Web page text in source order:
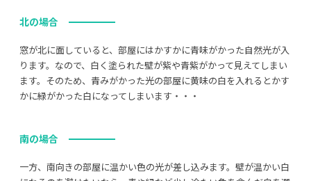
北の場合
窓が北に面していると、部屋にはかすかに青味がかった自然光が入
ります。なので、白く塗られた壁が紫や青紫がかって見えてしまい
ます。そのため、青みがかった光の部屋に黄味の白を入れるとかす
かに緑がかった白になってしまいます・・・
南の場合
一方、南向きの部屋に温かい色の光が差し込みます。壁が温かい白